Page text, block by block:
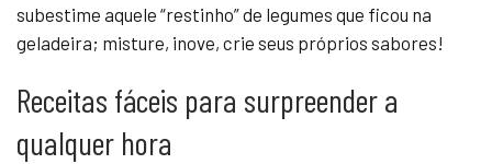
subestime aquele “restinho” de legumes que ficou na
geladeira; misture, inove, crie seus próprios sabores!
Receitas fáceis para surpreender a
qualquer hora